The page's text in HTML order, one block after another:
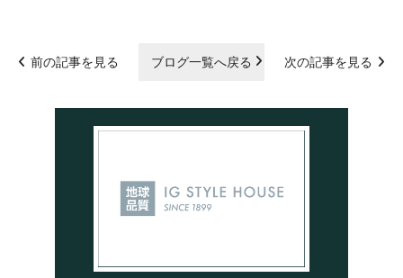
前の記事を見る ブログ一覧へ戻る 次の記事を見る